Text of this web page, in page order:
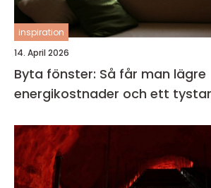
inspiration
14. April 2026
Byta fönster: Så får man lägre
energikostnader och ett